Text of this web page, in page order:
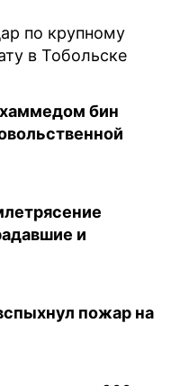
по крупному
в Тобольске
бин
и
пожар на